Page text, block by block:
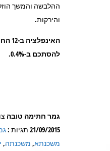
ההלבשה והמשך
והירקות.
להסתכם ב-0.4%.
גמר חתימה טובה
21/09/2015 תגיות :
משכנתא, משכנתה,